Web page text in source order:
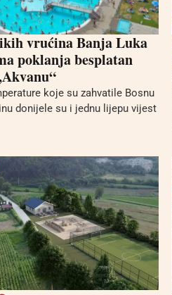
vrućina Banja Luka
poklanja besplatan
koje su zahvatile Bosnu
donijele su i jednu lijepu vijest